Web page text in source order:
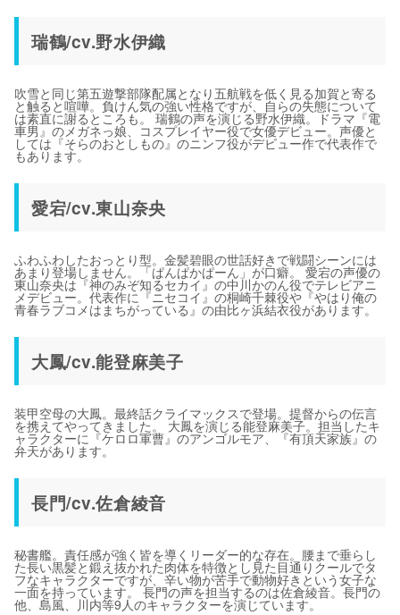
瑞鶴/cv.野水伊織
吹雪と同じ第五遊撃部隊配属となり五航戦を低く見る加賀と寄る
と触ると喧嘩。負けん気の強い性格ですが、自らの失態について
は素直に謝るところも。 瑞鶴の声を演じる野水伊織。ドラマ『電
車男』のメガネっ娘、コスプレイヤー役で女優デビュー。声優と
しては『そらのおとしもの』のニンフ役がデビュー作で代表作で
もあります。
愛宕/cv.東山奈央
ふわふわしたおっとり型。金髪碧眼の世話好きで戦闘シーンには
あまり登場しません。「ぱんぱかぱーん」が口癖。 愛宕の声優の
東山奈央は『神のみぞ知るセカイ』の中川かのん役でテレビアニ
メデビュー。代表作に『ニセコイ』の桐崎千棘役や『やはり俺の
青春ラブコメはまちがっている』の由比ヶ浜結衣役があります。
大鳳/cv.能登麻美子
装甲空母の大鳳。最終話クライマックスで登場。提督からの伝言
を携えてやってきました。 大鳳を演じる能登麻美子。担当したキ
ャラクターに『ケロロ軍曹』のアンゴルモア、『有頂天家族』の
弁天があります。
長門/cv.佐倉綾音
秘書艦。責任感が強く皆を導くリーダー的な存在。腰まで垂らし
た長い黒髪と鍛え抜かれた肉体を特徴とし見た目通りクールでタ
フなキャラクターですが、辛い物が苦手で動物好きという女子な
一面を持っています。 長門の声を担当するのは佐倉綾音。長門の
他、島風、川内等9人のキャラクターを演じています。